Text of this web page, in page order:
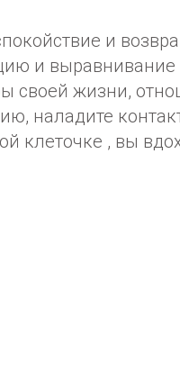
и
и выравнивание
своей жизни,
наладите
клеточке , вы